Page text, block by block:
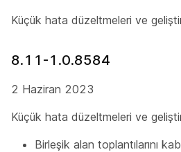
Küçük hata düzeltmeleri ve
8.11-1.0.8584
2 Haziran 2023
Küçük hata düzeltmeleri ve
Birleşik alan toplantılarını